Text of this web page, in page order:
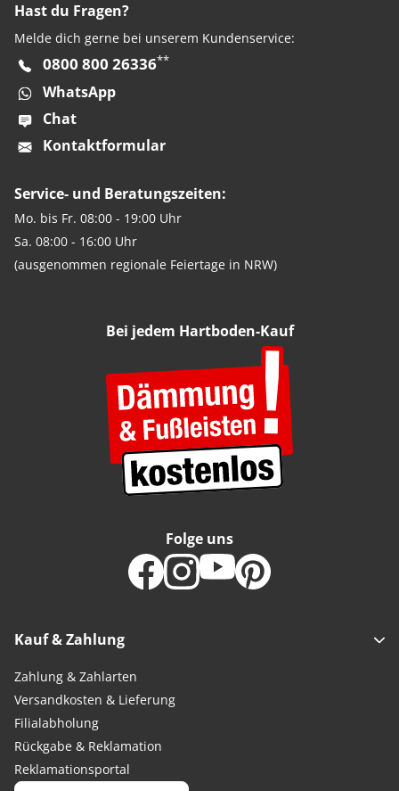
Hast du Fragen?
Melde dich gerne bei unserem Kundenservice:
0800 800 26336**
WhatsApp
Chat
Kontaktformular
Service- und Beratungszeiten:
Mo. bis Fr. 08:00 - 19:00 Uhr
Sa. 08:00 - 16:00 Uhr
(ausgenommen regionale Feiertage in NRW)
Bei jedem Hartboden-Kauf
Kauf & Zahlung
Zahlung & Zahlarten
Versandkosten & Lieferung
Filialabholung
Rückgabe & Reklamation
Reklamationsportal
Folge uns